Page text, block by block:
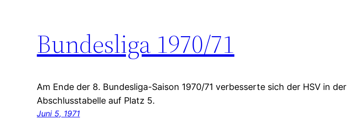
Bundesliga 1970/71
Am Ende der 8. Bundesliga-Saison 1970/71 verbesserte sich der HSV in der
Abschlusstabelle auf Platz 5.
Juni 5, 1971